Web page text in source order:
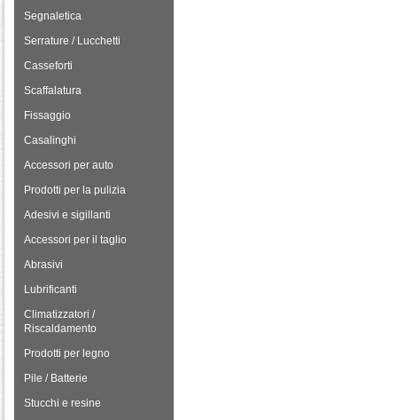
Segnaletica
Serrature / Lucchetti
Casseforti
Scaffalatura
Fissaggio
Casalinghi
Accessori per auto
Prodotti per la pulizia
Adesivi e sigillanti
Accessori per il taglio
Abrasivi
Lubrificanti
Climatizzatori /
Riscaldamento
Prodotti per legno
Pile / Batterie
Stucchi e resine